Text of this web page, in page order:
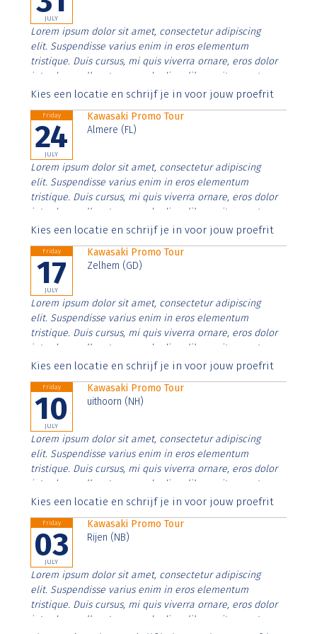
JULY
Lorem ipsum dolor sit amet, consectetur adipiscing
elit. Suspendisse varius enim in eros elementum
tristique. Duis cursus, mi quis viverra ornare, eros dolor
interdum nulla, ut commodo diam libero vitae erat.
Aenean faucibus nibh et justo cursus id rutrum lorem
Kies een locatie en schrijf je in voor jouw proefrit
Friday
24
JULY
Kawasaki Promo Tour
Almere (FL)
Lorem ipsum dolor sit amet, consectetur adipiscing
elit. Suspendisse varius enim in eros elementum
tristique. Duis cursus, mi quis viverra ornare, eros dolor
interdum nulla, ut commodo diam libero vitae erat.
Aenean faucibus nibh et justo cursus id rutrum lorem
Kies een locatie en schrijf je in voor jouw proefrit
Friday
17
JULY
Kawasaki Promo Tour
Zelhem (GD)
Lorem ipsum dolor sit amet, consectetur adipiscing
elit. Suspendisse varius enim in eros elementum
tristique. Duis cursus, mi quis viverra ornare, eros dolor
interdum nulla, ut commodo diam libero vitae erat.
Aenean faucibus nibh et justo cursus id rutrum lorem
Kies een locatie en schrijf je in voor jouw proefrit
Friday
10
JULY
Kawasaki Promo Tour
uithoorn (NH)
Lorem ipsum dolor sit amet, consectetur adipiscing
elit. Suspendisse varius enim in eros elementum
tristique. Duis cursus, mi quis viverra ornare, eros dolor
interdum nulla, ut commodo diam libero vitae erat.
Aenean faucibus nibh et justo cursus id rutrum lorem
Kies een locatie en schrijf je in voor jouw proefrit
Friday
03
JULY
Kawasaki Promo Tour
Rijen (NB)
Lorem ipsum dolor sit amet, consectetur adipiscing
elit. Suspendisse varius enim in eros elementum
tristique. Duis cursus, mi quis viverra ornare, eros dolor
interdum nulla, ut commodo diam libero vitae erat.